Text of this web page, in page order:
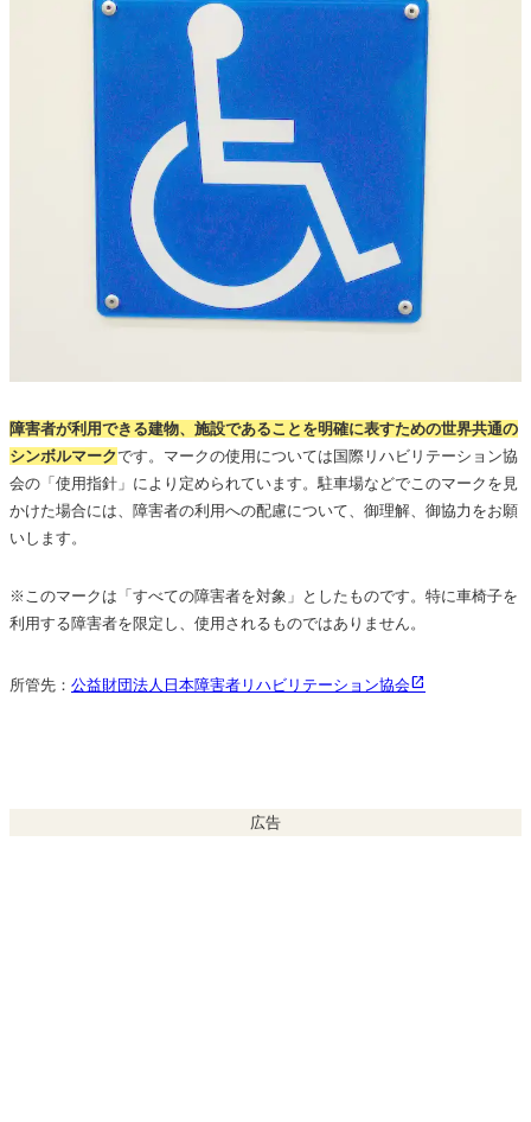
それぞれのマークに込められた思いを知ろう！
障害者が利用できる建物、施設であることを明確に表すための世界共通の
シンボルマークです。マークの使用については国際リハビリテーション協
会の「使用指針」により定められています。駐車場などでこのマークを見
かけた場合には、障害者の利用への配慮について、御理解、御協力をお願
いします。
※このマークは「すべての障害者を対象」としたものです。特に車椅子を
利用する障害者を限定し、使用されるものではありません。
所管先： 公益財団法人日本障害者リハビリテーション協会
広告